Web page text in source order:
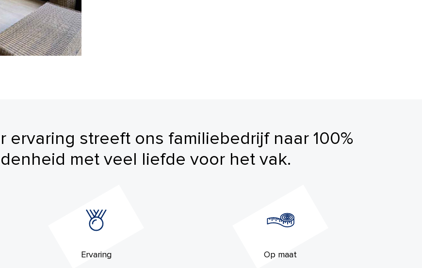
ervaring streeft ons familiebedrijf naar 100%
met veel liefde voor het vak.
Ervaring Op maat